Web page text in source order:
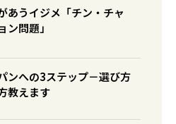
あうイジメ「チン・チャ
ン問題」
ンへの3ステップ－選び方
教えます